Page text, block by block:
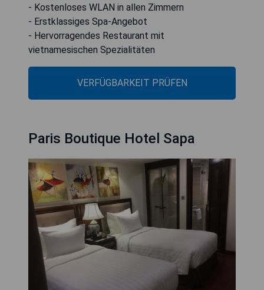
- Kostenloses WLAN in allen Zimmern
- Erstklassiges Spa-Angebot
- Hervorragendes Restaurant mit
vietnamesischen Spezialitäten
VERFÜGBARKEIT PRÜFEN
Paris Boutique Hotel Sapa